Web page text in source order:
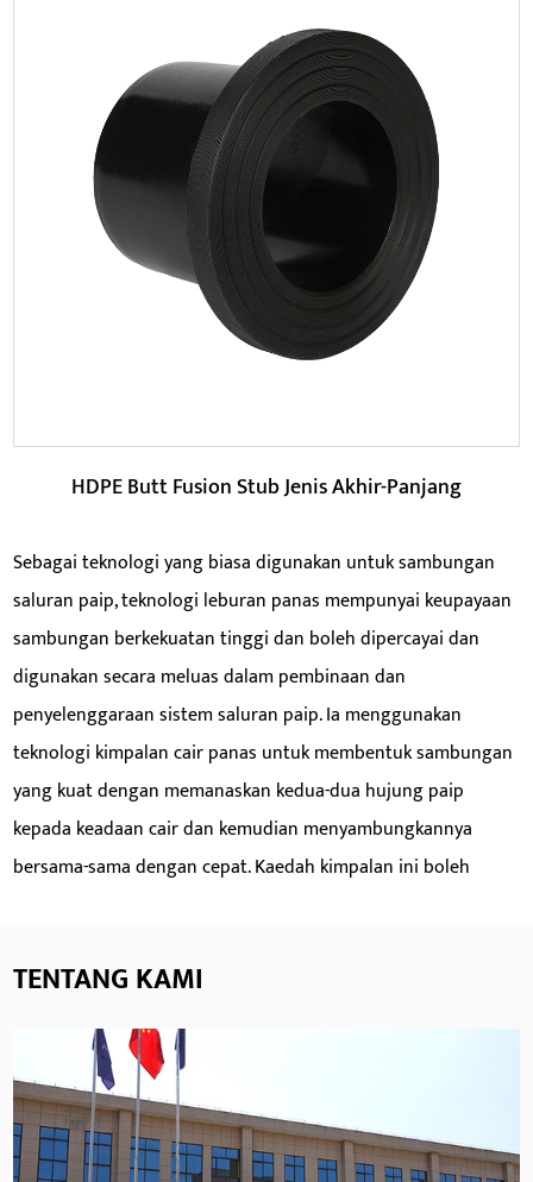
Parameter:
BACA LAGI
Parameter:
HDPE Butt Fusion Stub Jenis Akhir-Panjang
Sebagai teknologi yang biasa digunakan untuk sambungan
saluran paip, teknologi leburan panas mempunyai keupayaan
sambungan berkekuatan tinggi dan boleh dipercayai dan
digunakan secara meluas dalam pembinaan dan
penyelenggaraan sistem saluran paip. Ia menggunakan
teknologi kimpalan cair panas untuk membentuk sambungan
yang kuat dengan memanaskan kedua-dua hujung paip
kepada keadaan cair dan kemudian menyambungkannya
bersama-sama dengan cepat. Kaedah kimpalan ini boleh
dan sangat meningkatkan keselamatan dan
Butt Fusion Fitting mempunyai banyak ciri dan faedah unik
yang menjadikannya produk penting dalam bidang
pemasangan paip. Ia sesuai untuk paip pelbagai bahan,
termasuk polietilena (PE), polipropilena (PP), dan polivinil
TENTANG KAMI